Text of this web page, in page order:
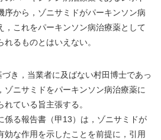
序から，ゾニサミドがパーキンソン病
，これをパーキンソン病治療薬として
るものとはいえない。
づき，当業者に及ばない村田博士であっ
ゾニサミドをパーキンソン病治療薬に
ている旨主張する。
係る報告書（甲13）は，ゾニサミドが
効な作用を示したことを前提に，引用